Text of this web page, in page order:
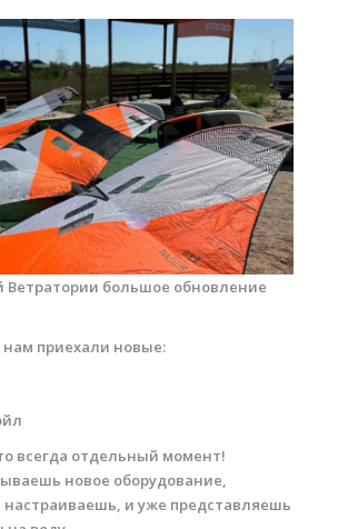
Активности
Вингфойлинг
Виндсерфинг
Кайтсерфинг
Новости
Медиа
Медиа архив
Видео
Обучение вингфойлингу
Обучение кайтсерфингу
Ветратории большое обновление
нам приехали новые:
всегда отдельный момент!
новое оборудование,
настраиваешь, и уже представляешь